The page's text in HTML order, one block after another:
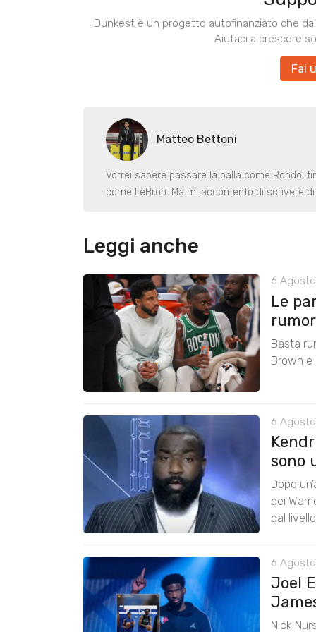
Dunkest è un progetto autofinanziato che
Aiutaci a crescere
Fai
Matteo Bettoni
Vorrei sapere passare la palla come Rondo,
come LeBron. Ma mi accontento di scrivere
Leggi anche
6
Le
Basta
Brown e
6
sono
Dopo
dei
dal
6
Joel
Nick